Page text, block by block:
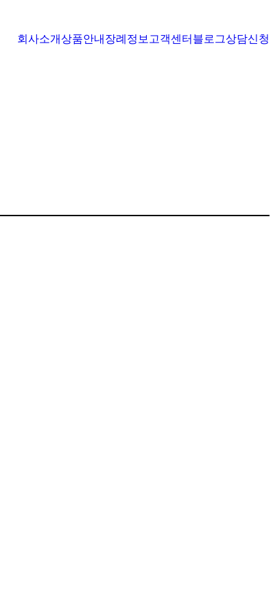
회사소개상품안내 장례정보 고객센터 블로그상담신청